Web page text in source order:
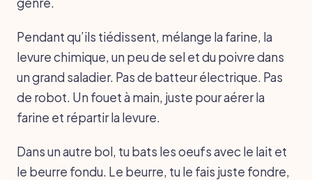
Pendant qu’ils tiédissent, mélange la farine, la
levure chimique, un peu de sel et du poivre dans
un grand saladier. Pas de batteur électrique. Pas
de robot. Un fouet à main, juste pour aérer la
farine et répartir la levure.
Dans un autre bol, tu bats les oeufs avec le lait et
le beurre fondu. Le beurre, tu le fais juste fondre,